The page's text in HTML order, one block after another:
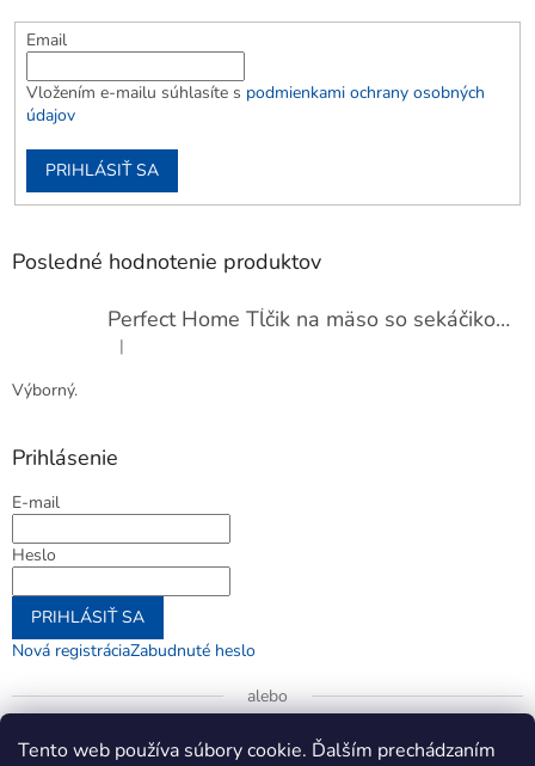
Tento web používa súbory cookie. Ďalším prechádzaním
Email
Vložením e-mailu súhlasíte s podmienkami ochrany osobných
údajov
PRIHLÁSIŤ SA
Posledné hodnotenie produktov
Perfect Home Tĺčik na mäso so sekáčikom, 56893
Hodnotenie produktu je 5 z 5 hviezdičiek.
|
Výborný.
Prihlásenie
E-mail
Heslo
PRIHLÁSIŤ SA
Nová registráciaZabudnuté heslo
alebo
Prihlásiť sa cez Google